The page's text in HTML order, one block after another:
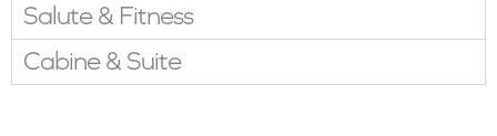
Salute & Fitness
Cabine & Suite